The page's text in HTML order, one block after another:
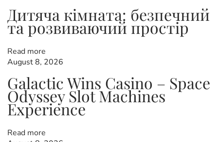
t
n
a
v
t
:
g
o
s
p
u
e
s
t
a
V
Дитяча кімната: безпечний
та розвиваючий простір
Read more
August 8, 2026
Galactic Wins Casino – Space
Odyssey Slot Machines
Experience
Read more